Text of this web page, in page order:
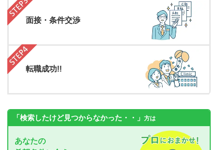
面接・条件交渉
転職成功!!
「検索したけど見つからなかった・・」 方は
あなたの